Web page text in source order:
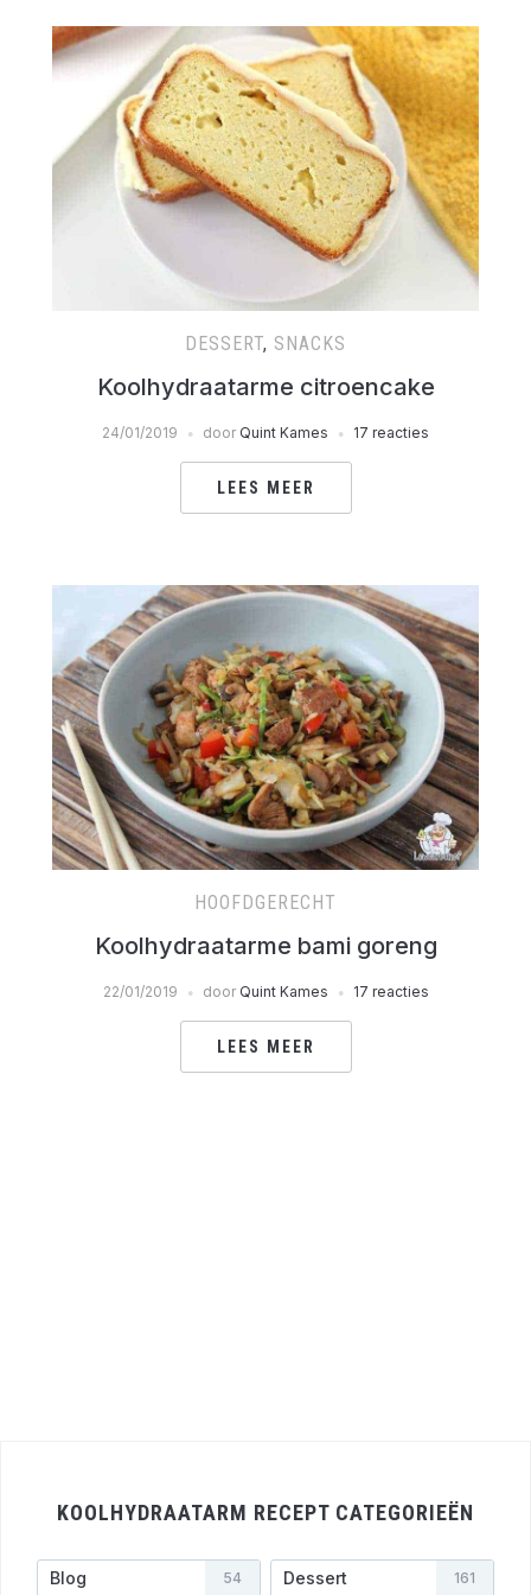
DESSERT, SNACKS
Koolhydraatarme citroencake
24/01/2019 door Quint Kames 17 reacties
LEES MEER
HOOFDGERECHT
Koolhydraatarme bami goreng
22/01/2019 door Quint Kames 17 reacties
LEES MEER
KOOLHYDRAATARM RECEPT CATEGORIEËN
Blog 54 Dessert 161